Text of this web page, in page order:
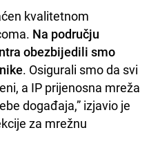
kvalitetnom
Na području
obezbijedili smo
. Osigurali smo da svi
a IP prijenosna mreža
događaja,” izjavio je
za mrežnu